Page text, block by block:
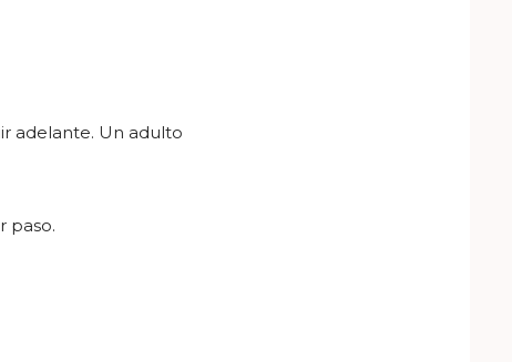
adelante. Un adulto
paso.